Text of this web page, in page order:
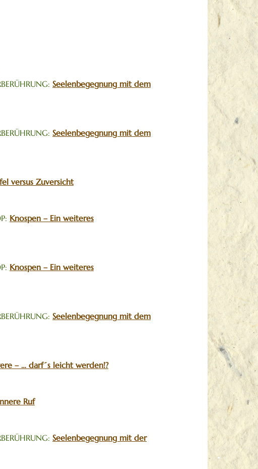
Seelenbegegnung mit dem
Seelenbegegnung mit dem
versus Zuversicht
Knospen – Ein weiteres
Knospen – Ein weiteres
Seelenbegegnung mit dem
– … darf´s leicht werden!?
Ruf
Seelenbegegnung mit der